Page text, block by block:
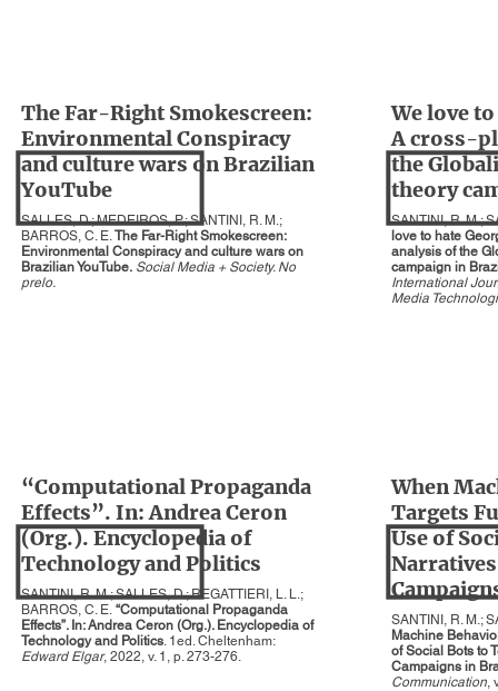
The Far-Right Smokescreen:
Environmental Conspiracy
and culture wars on Brazilian
YouTube
SALLES, D.; MEDEIROS, P.; SANTINI, R. M.;
BARROS, C. E.The Far-Right Smokescreen:
Environmental Conspiracy and culture wars on
Brazilian YouTube. Social Media + Society. No
prelo.
“Computational Propaganda
Effects”. In: Andrea Ceron
(Org.). Encyclopedia of
Technology and Politics
SANTINI, R. M.; SALLES, D.; REGATTIERI, L. L.;
BARROS, C. E. “Computational Propaganda
Effects”. In: Andrea Ceron (Org.). Encyclopedia of
Technology and Politics. 1ed. Cheltenham:
Edward Elgar, 2022, v. 1, p. 273-276.
We love
A cross-
the
theory
SANTINI, R. M.;
love to hate
analysis of the
campaign in
International
Media
When
Targets
Use of
SANTINI, R. M.;
Machine
of Social Bots to
Campaigns in
Communication,